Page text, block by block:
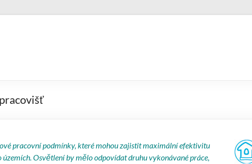
pracovní podmínky, které mohou zajistit maximální efektivitu
Osvětlení by mělo odpovídat druhu vykonávané práce,